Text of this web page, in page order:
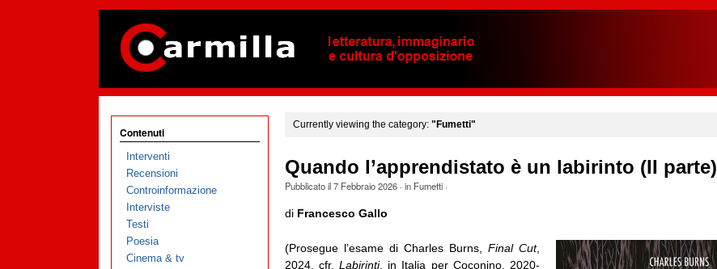
Currently viewing the category: "Fumetti"
Quando l’apprendistato è un labirinto (II parte)
Pubblicato il7 Febbraio 2026· in Fumetti·
di Francesco Gallo
(Prosegue l’esame di Charles Burns, Final Cut,
2024, cfr. Labirinti, in Italia per Coconino, 2020-
Contenuti
Interventi
Recensioni
Controinformazione
Interviste
Testi
Poesia
Cinema & tv